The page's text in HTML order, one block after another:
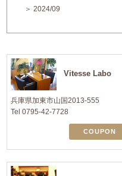
＞ 2024/09
Vitesse Labo
兵庫県加東市山国2013-555
Tel 0795-42-7728
COUPON